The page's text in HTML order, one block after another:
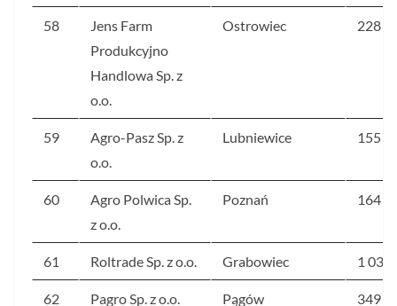
58
Jens Farm
Produkcyjno
Handlowa Sp. z
o.o.
Ostrowiec 228
59
Agro-Pasz Sp. z
o.o.
Lubniewice 155
60
Agro Polwica Sp.
z o.o.
Poznań 164
61 Roltrade Sp. z o.o. Grabowiec 1 037
62
Pagro Sp. z o.o.
Pągów 349